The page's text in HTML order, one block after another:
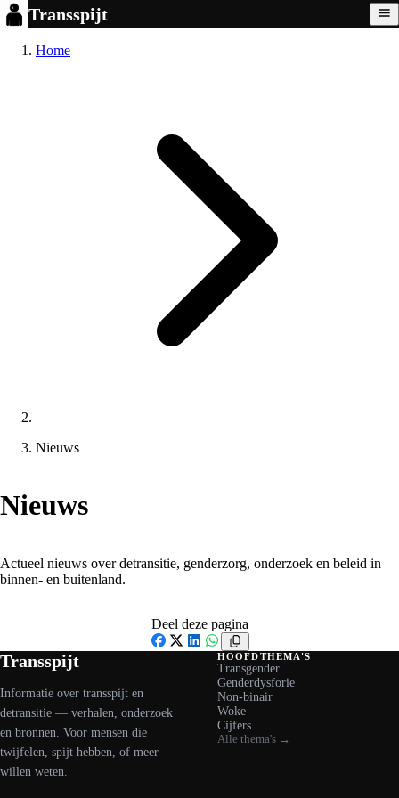
Transspijt
Home
Nieuws
Nieuws
Actueel nieuws over detransitie, genderzorg, onderzoek en beleid in
binnen- en buitenland.
Deel deze pagina
Facebook
X LinkedIn
WhatsApp
Transspijt
Informatie over transspijt en
detransitie — verhalen, onderzoek
en bronnen. Voor mensen die
twijfelen, spijt hebben, of meer
willen weten.
HOOFDTHEMA'S
Transgender
Genderdysforie
Non-binair
Woke
Cijfers
Alle thema's →